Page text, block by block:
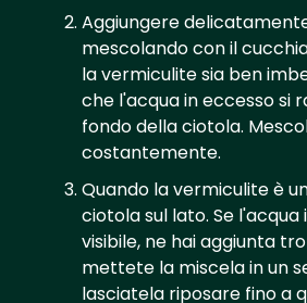
Aggiungere
mescolando con il
la vermiculite sia ben
che l'acqua in eccesso si
fondo della ciotola.
costantemente.
Quando la vermiculite è
ciotola sul lato. Se l'acqua
visibile, ne hai aggiunta
mettete la miscela in un
lasciatela riposare fino a